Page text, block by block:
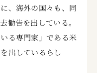
、海外の国々も、同
勧告を出している。
る専門家」である米
出しているらし